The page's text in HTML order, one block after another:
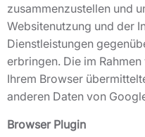
zusammenzustellen und
Websitenutzung und der
Dienstleistungen
erbringen. Die im
Ihrem Browser
anderen Daten von
Browser Plugin